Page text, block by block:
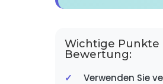
Wichtige Punkte
Bewertung:
Verwenden Sie